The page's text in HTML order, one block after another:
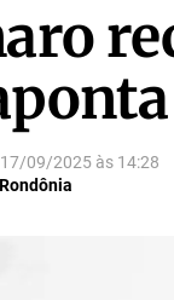
17/09/2025 às 14:28